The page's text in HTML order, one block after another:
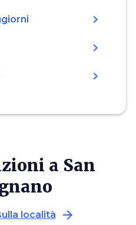
chevron_right
chevron_right
chevron_right
a San
località arrow_forward